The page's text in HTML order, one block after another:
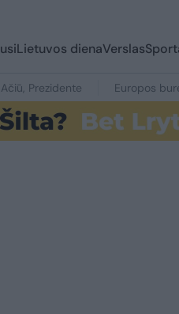
Lietuvos dienaVerslas
Ačiū, Prezidente Europos